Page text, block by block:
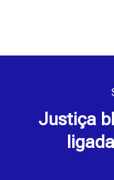
Justiça